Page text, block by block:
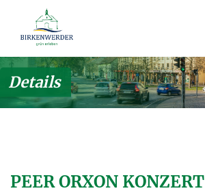
Zum Hauptinhalt springen
Details
PEER ORXON KONZERT